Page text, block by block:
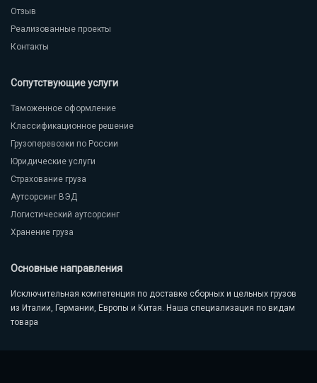
Отзыв
Реализованные проекты
Контакты
Сопутствующие услуги
Таможенное оформление
Классификационное решение
Грузоперевозки по России
Юридические услуги
Страхование груза
Аутсорсинг ВЭД
Логистический аутсорсинг
Хранение груза
Основные направления
Исключительная компетенция по доставке сборных и цельных грузов
из Италии, Германии, Европы и Китая. Наша специализация по видам
товара